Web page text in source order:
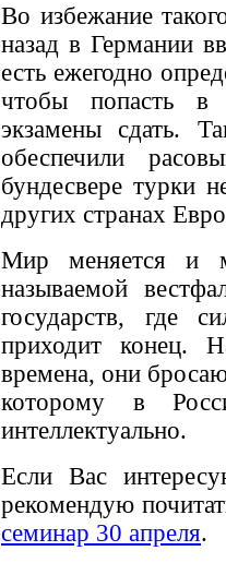
Во избежание
назад в Германии
есть ежегодно
чтобы попасть в
экзамены сдать.
обеспечили
бундесвере турки
других странах
Мир меняется и
называемой
государств, где
приходит конец.
времена, они
которому в
интеллектуально.
Если Вас
рекомендую
семинар 30 апреля.